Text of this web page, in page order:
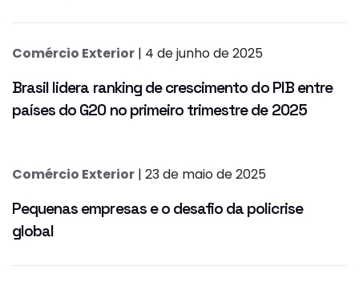
Comércio Exterior | 4 de junho de 2025
Brasil lidera ranking de crescimento do PIB entre
países do G20 no primeiro trimestre de 2025
Comércio Exterior | 23 de maio de 2025
Pequenas empresas e o desafio da policrise
global